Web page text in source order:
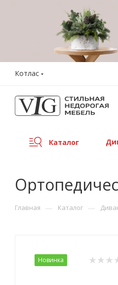
Котлас
Каталог
Главная — Каталог —
Новинка